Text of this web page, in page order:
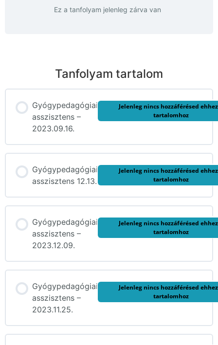
Ez a tanfolyam jelenleg zárva van
Tanfolyam tartalom
Gyógypedagógiai
asszisztens –
2023.09.16.
Jelenleg nincs hozzáférésed
tartalomhoz
Gyógypedagógiai
asszisztens 12.13.
Jelenleg nincs hozzáférésed
tartalomhoz
Gyógypedagógiai
asszisztens –
2023.12.09.
Jelenleg nincs hozzáférésed
tartalomhoz
Gyógypedagógiai
asszisztens –
2023.11.25.
Jelenleg nincs hozzáférésed
tartalomhoz